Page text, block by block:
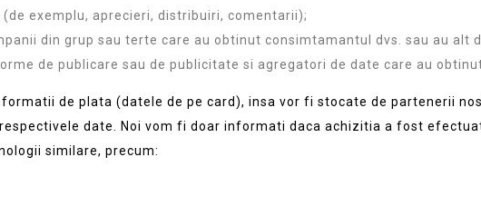
exemplu, aprecieri, distribuiri, comentarii);
din grup sau terte care au obtinut consimtamantul dvs. sau au alt
de publicare sau de publicitate si agregatori de date care au
de plata (datele de pe card), insa vor fi stocate de partenerii
date. Noi vom fi doar informati daca achizitia a fost
similare, precum: